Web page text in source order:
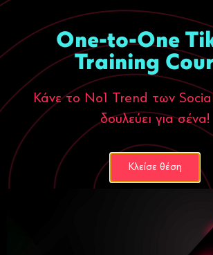
Digital Marketing Ecommerce
Ο κόσμος αγοράζει εσένα, όχι
πουλάς
23 Ιουνίου, 2026
Περισσότερα
One-to-One
Training
Κάνε το Νο1 Trend των
δουλεύει για σένα!
Κλείσε θέση